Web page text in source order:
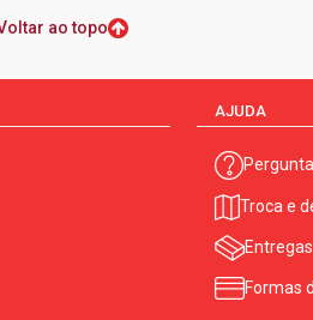
ao topo
AJUDA
Troca e
Entregas
Formas